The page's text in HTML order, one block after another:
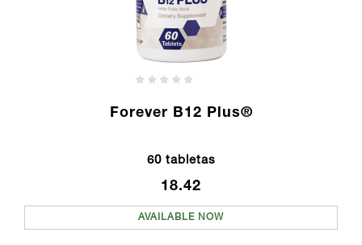
Forever B12 Plus®
60 tabletas
18.42
AVAILABLE NOW